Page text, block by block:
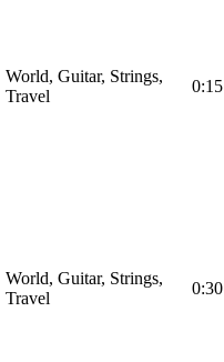
World, Guitar, Strings,
Travel
0:15
World, Guitar, Strings,
Travel
0:30